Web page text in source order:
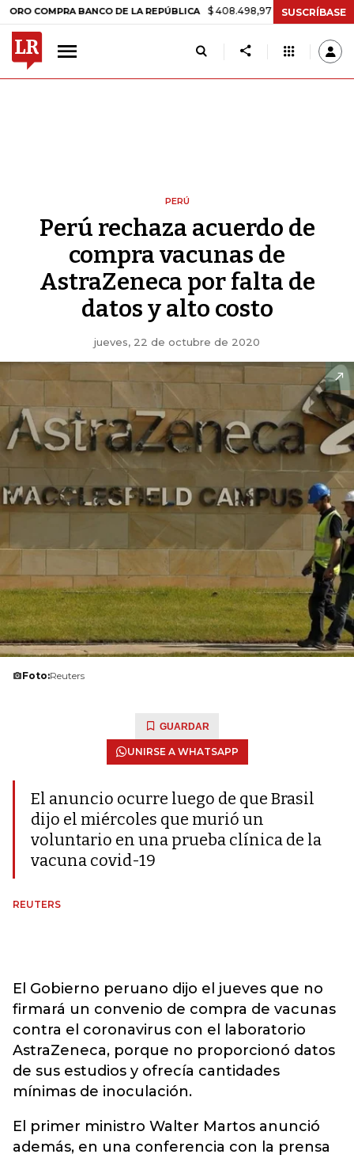
BANCO DE LA REPÚBLICA $ 408.498,97 +$ 8.753,81 +2,19%
SUSCRÍBASE
PERÚ
Perú rechaza acuerdo de
compra vacunas de
AstraZeneca por falta de
datos y alto costo
jueves, 22 de octubre de 2020
Foto:Reuters
GUARDAR
UNIRSE A WHATSAPP
El anuncio ocurre luego de que Brasil
dijo el miércoles que murió un
voluntario en una prueba clínica de la
vacuna covid-19
REUTERS
El Gobierno peruano dijo el jueves que no
firmará un convenio de compra de vacunas
contra el coronavirus con el laboratorio
AstraZeneca, porque no proporcionó datos
de sus estudios y ofrecía cantidades
mínimas de inoculación.
El primer ministro Walter Martos anunció
además, en una conferencia con la prensa